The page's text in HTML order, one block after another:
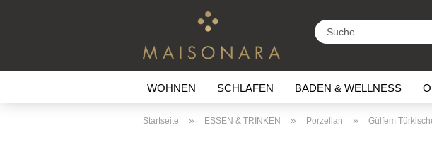
WOHNEN SCHLAFEN BADEN & WELLNESS
Startseite » ESSEN & TRINKEN » Porzellan » Gülfem